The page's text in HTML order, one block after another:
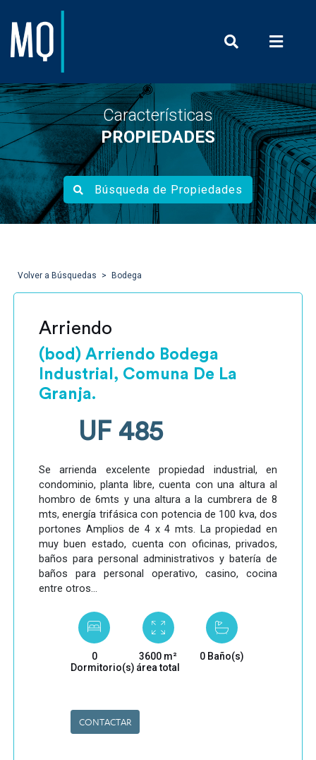
Características
PROPIEDADES
Búsqueda de Propiedades
Volver a Búsquedas Bodega
Arriendo
(bod) Arriendo Bodega
Industrial, Comuna De La
Granja.
UF 485
Se arrienda excelente propiedad industrial, en
condominio, planta libre, cuenta con una altura al
hombro de 6mts y una altura a la cumbrera de 8
mts, energía trifásica con potencia de 100 kva, dos
portones Amplios de 4 x 4 mts. La propiedad en
muy buen estado, cuenta con oficinas, privados,
baños para personal administrativos y batería de
baños para personal operativo, casino, cocina
entre otros...
0
Dormitorio(s)
3600 m²
área total
0 Baño(s)
CONTACTAR